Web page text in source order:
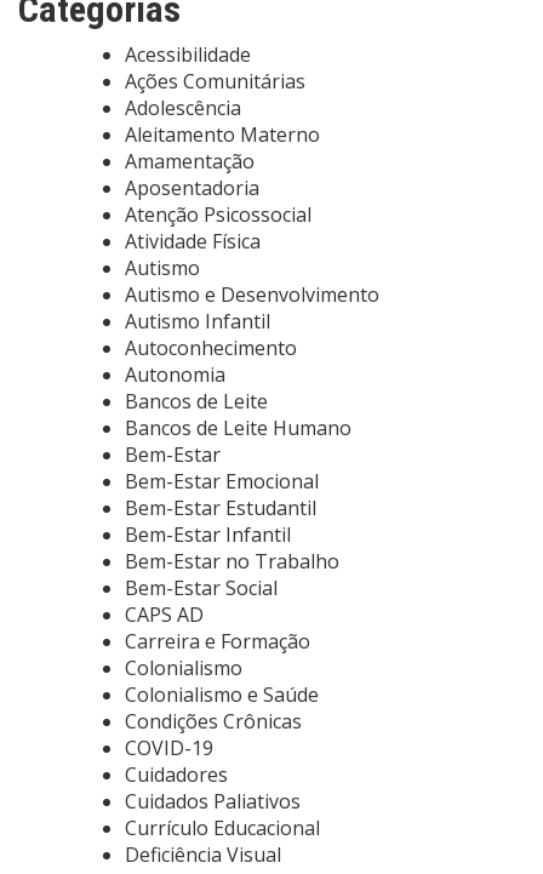
Categorias
Acessibilidade
Ações Comunitárias
Adolescência
Aleitamento Materno
Amamentação
Aposentadoria
Atenção Psicossocial
Atividade Física
Autismo
Autismo e Desenvolvimento
Autismo Infantil
Autoconhecimento
Autonomia
Bancos de Leite
Bancos de Leite Humano
Bem-Estar
Bem-Estar Emocional
Bem-Estar Estudantil
Bem-Estar Infantil
Bem-Estar no Trabalho
Bem-Estar Social
CAPS AD
Carreira e Formação
Colonialismo
Colonialismo e Saúde
Condições Crônicas
COVID-19
Cuidadores
Cuidados Paliativos
Currículo Educacional
Deficiência Visual